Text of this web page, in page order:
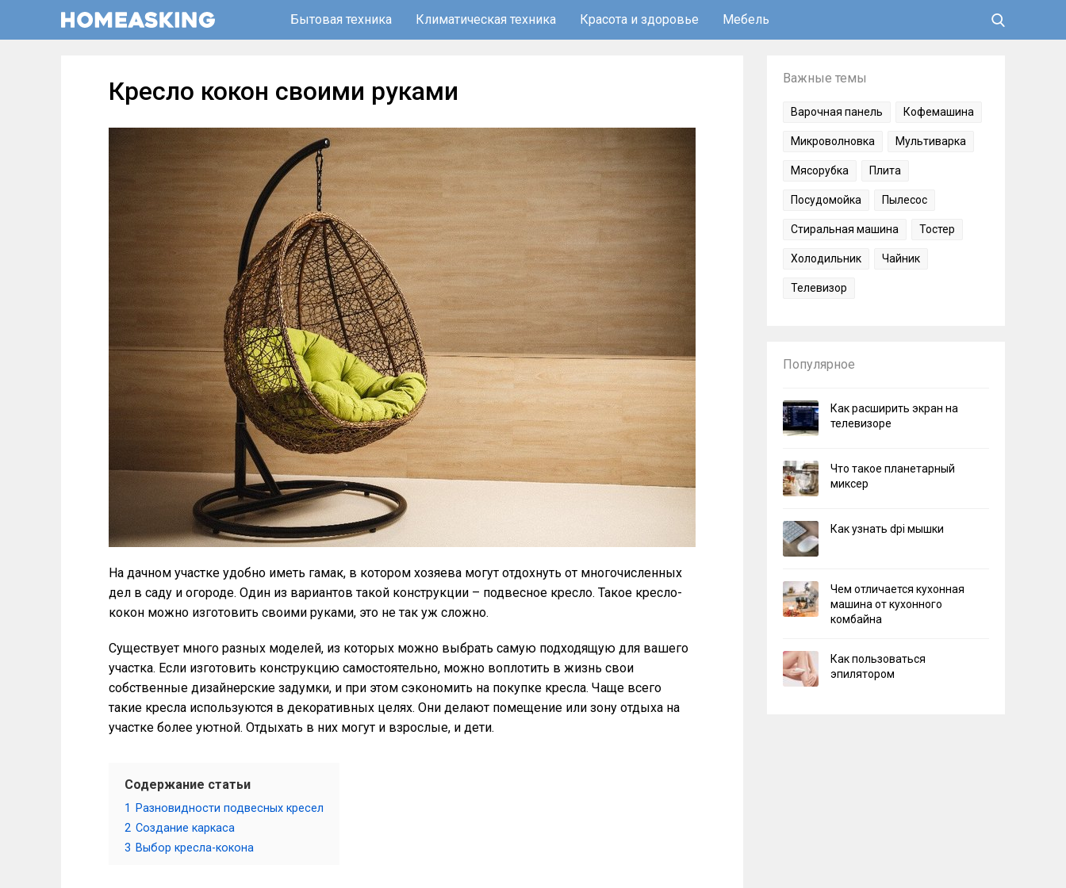
Бытовая техника Климатическая техника Красота и здоровье Мебель
Кресло кокон своими руками
На дачном участке удобно иметь гамак, в котором хозяева могут отдохнуть от многочисленных
дел в саду и огороде. Один из вариантов такой конструкции – подвесное кресло. Такое кресло-
кокон можно изготовить своими руками, это не так уж сложно.
Существует много разных моделей, из которых можно выбрать самую подходящую для вашего
участка. Если изготовить конструкцию самостоятельно, можно воплотить в жизнь свои
собственные дизайнерские задумки, и при этом сэкономить на покупке кресла. Чаще всего
такие кресла используются в декоративных целях. Они делают помещение или зону отдыха на
участке более уютной. Отдыхать в них могут и взрослые, и дети.
Содержание статьи
1
Разновидности подвесных кресел
2 Создание каркаса
3 Выбор кресла-кокона
Важные темы
Варочная панель Кофемашина
Микроволновка Мультиварка
Мясорубка Плита
Посудомойка Пылесос
Стиральная машина Тостер
Холодильник Чайник
Телевизор
Популярное
Как расширить экран на
телевизоре
Что такое планетарный
миксер
Как узнать dpi мышки
Чем отличается кухонная
машина от кухонного
комбайна
Как пользоваться
эпилятором